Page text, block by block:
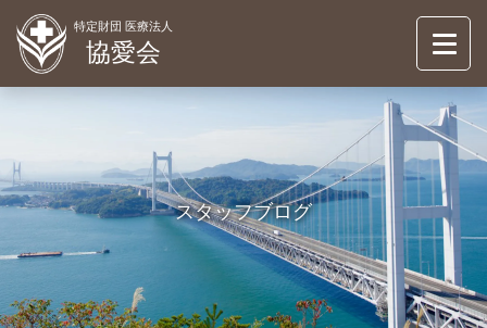
特定財団 医療法人
協愛会
倉敷シティ病院
KURASHIKI CITY HOSUPITAL スタッフブログ